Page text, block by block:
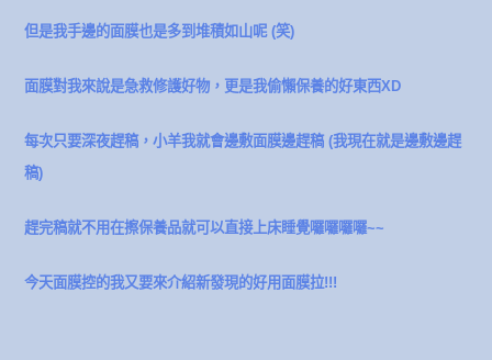
但是我手邊的面膜也是多到堆積如山呢 (笑)
面膜對我來說是急救修護好物，更是我偷懶保養的好東西XD
每次只要深夜趕稿，小羊我就會邊敷面膜邊趕稿 (我現在就是邊敷邊趕
稿)
趕完稿就不用在擦保養品就可以直接上床睡覺囉囉囉囉~~
今天面膜控的我又要來介紹新發現的好用面膜拉!!!